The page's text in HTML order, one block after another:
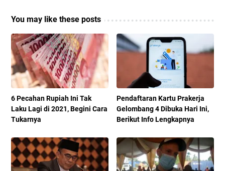
You may like these posts
6 Pecahan Rupiah Ini Tak
Laku Lagi di 2021, Begini Cara
Tukarnya
Pendaftaran Kartu Prakerja
Gelombang 4 Dibuka Hari Ini,
Berikut Info Lengkapnya